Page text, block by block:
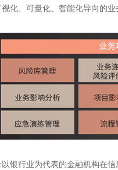
化、可量化、智能化导向的
银行业为代表的金融机构在